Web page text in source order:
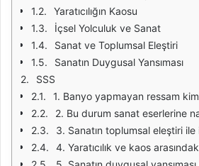
Yaratıcılığın Kaosu
İçsel Yolculuk ve Sanat
Sanat ve Toplumsal Eleştiri
Sanatın Duygusal Yansıması
SSS
1. Banyo yapmayan ressam
2. Bu durum sanat eserlerine
3. Sanatın toplumsal eleştiri
4. Yaratıcılık ve kaos